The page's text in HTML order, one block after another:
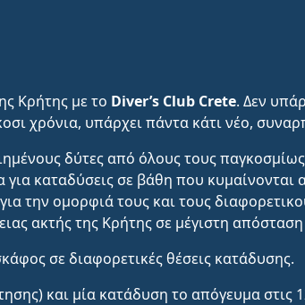
Κρήτης με το Diver’s Club Crete. Δεν
χρόνια, υπάρχει πάντα κάτι νέο,
δύτες από όλους τους
για καταδύσεις σε βάθη που
την ομορφιά τους και τους
ακτής της Κρήτης σε μέγιστη
σε διαφορετικές θέσεις κατάδυσης.
και μία κατάδυση το απόγευμα στις